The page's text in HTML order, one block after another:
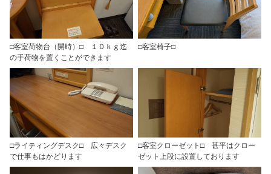
□客室荷物台（開時）□ １０ｋｇ迄
の手荷物を置くことができます
□客室椅子□
□ライティングデスク□ 広々デスク
で仕事もはかどります
□客室クローゼット□ 甚平はクロー
ゼット上段に設置しております